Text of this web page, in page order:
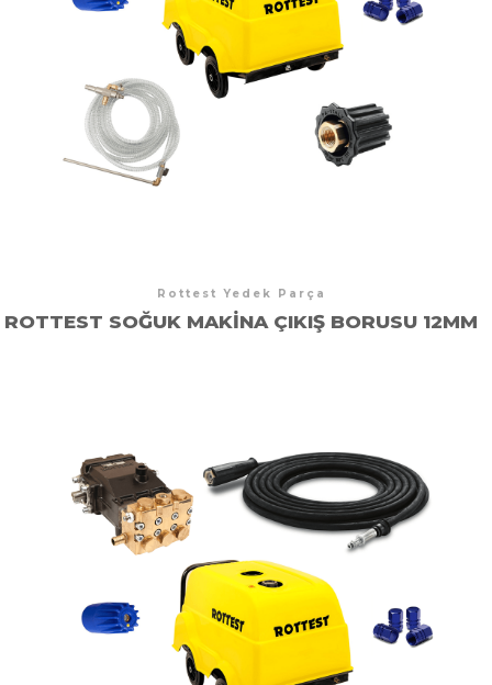
Rottest Yedek Parça
ROTTEST SOĞUK MAKINA ÇIKIŞ BORUSU 12MM